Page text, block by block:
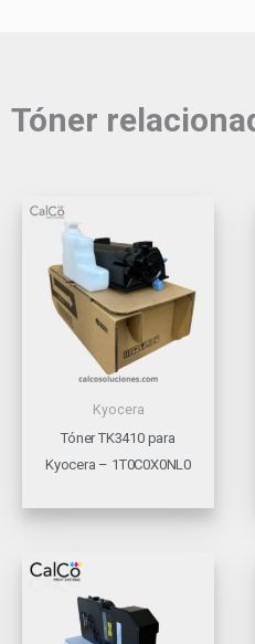
Tóner
Kyocera
Tóner TK3410 para
Kyocera – 1T0C0X0NL0